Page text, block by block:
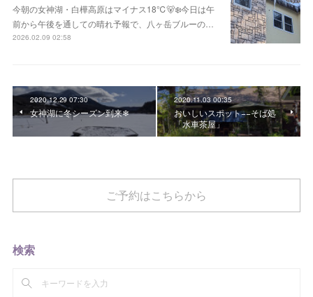
今朝の女神湖・白樺高原はマイナス18℃🐻‍❄️今日は午
前から午後を通しての晴れ予報で、八ヶ岳ブルーの…
2026.02.09 02:58
2020.12.29 07:30
女神湖に冬シーズン到来❄
2020.11.03 00:35
おいしいスポット−−そば処
「水車茶屋」
ご予約はこちらから
検索